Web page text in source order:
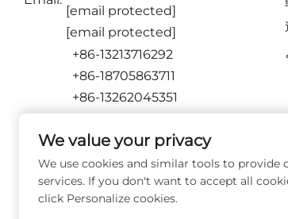
[email protected]
[email protected]
+86-13213716292
+86-18705863711
+86-13262045351
+86-15716651873
We value your privacy
We use cookies and similar tools to provide
services. If you don't want to accept all
click Personalize cookies.